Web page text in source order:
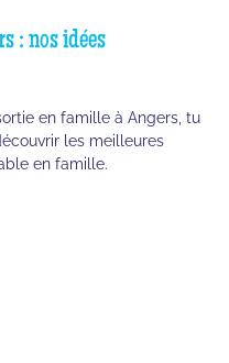
: nos idées
en famille à Angers, tu
les meilleures
en famille.